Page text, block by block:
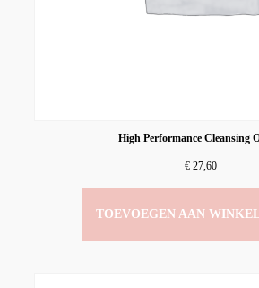
High Performance Cleansing
€ 27,60
TOEVOEGEN AAN